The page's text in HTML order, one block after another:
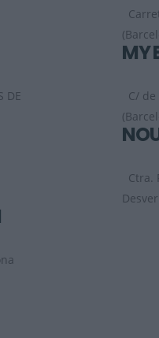
DE
MY
C/
Ctra.